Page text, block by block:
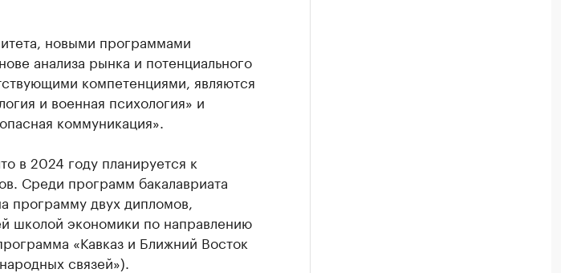
новыми программами
анализа рынка и потенциального
компетенциями, являются
и военная психология» и
коммуникация».
в 2024 году планируется к
Среди программ бакалавриата
программу двух дипломов,
школой экономики по направлению
«Кавказ и Ближний Восток
связей»).